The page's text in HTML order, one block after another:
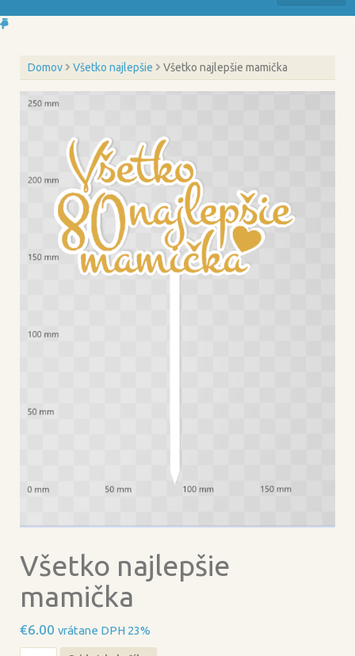
Domov Všetko najlepšie Všetko najlepšie mamička
Všetko najlepšie
mamička
€6.00 vrátane DPH 23%